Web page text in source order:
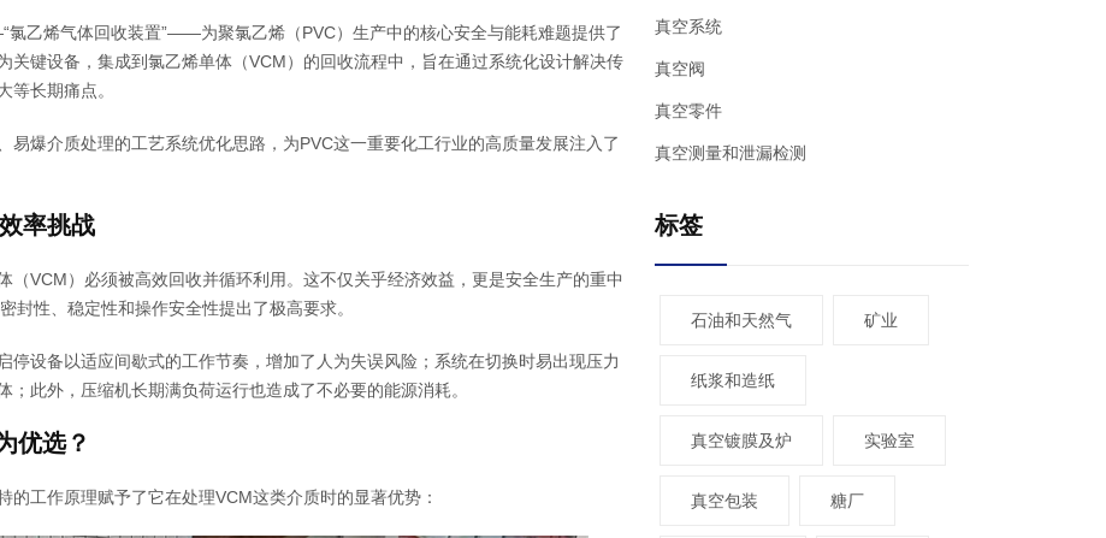
乙烯气体回收装置”——为聚氯乙烯（PVC）生产中的核心安全与能耗难题提供了
关键设备，集成到氯乙烯单体（VCM）的回收流程中，旨在通过系统化设计解决传
等长期痛点。
爆介质处理的工艺系统优化思路，为PVC这一重要化工行业的高质量发展注入了
率挑战
（VCM）必须被高效回收并循环利用。这不仅关乎经济效益，更是安全生产的重中
封性、稳定性和操作安全性提出了极高要求。
设备以适应间歇式的工作节奏，增加了人为失误风险；系统在切换时易出现压力
此外，压缩机长期满负荷运行也造成了不必要的能源消耗。
优选？
工作原理赋予了它在处理VCM这类介质时的显著优势：
真空系统
真空阀
真空零件
真空测量和泄漏检测
标签
石油和天然气 矿业
纸浆和造纸
真空镀膜及炉 实验室
真空包装 糖厂